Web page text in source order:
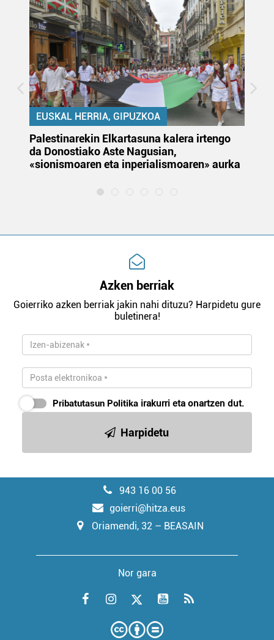
EUSKAL HERRIA, GIPUZKOA
Palestinarekin Elkartasuna kalera irtengo
da Donostiako Aste Nagusian,
«sionismoaren eta inperialismoaren» aurka
Azken berriak
Goierriko azken berriak jakin nahi dituzu? Harpidetu gure
buletinera!
Pribatutasun Politika irakurri eta onartzen dut.
Harpidetu
943 16 00 56
goierri@hitza.eus
Oriamendi, 32 – BEASAIN
Nor gara